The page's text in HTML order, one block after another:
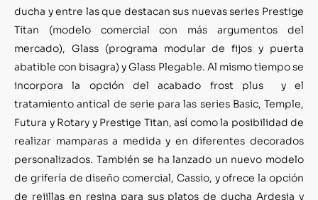
ducha y entre las que destacan sus nuevas series Prestige
Titan (modelo comercial con más argumentos del
mercado), Glass (programa modular de fijos y puerta
abatible con bisagra) y Glass Plegable. Al mismo tiempo se
incorpora la opción del acabado frost plus y el
tratamiento antical de serie para las series Basic, Temple,
Futura y Rotary y Prestige Titan, así como la posibilidad de
realizar mamparas a medida y en diferentes decorados
personalizados. También se ha lanzado un nuevo modelo
de grifería de diseño comercial, Cassio, y ofrece la opción
de rejillas en resina para sus platos de ducha Ardesia y